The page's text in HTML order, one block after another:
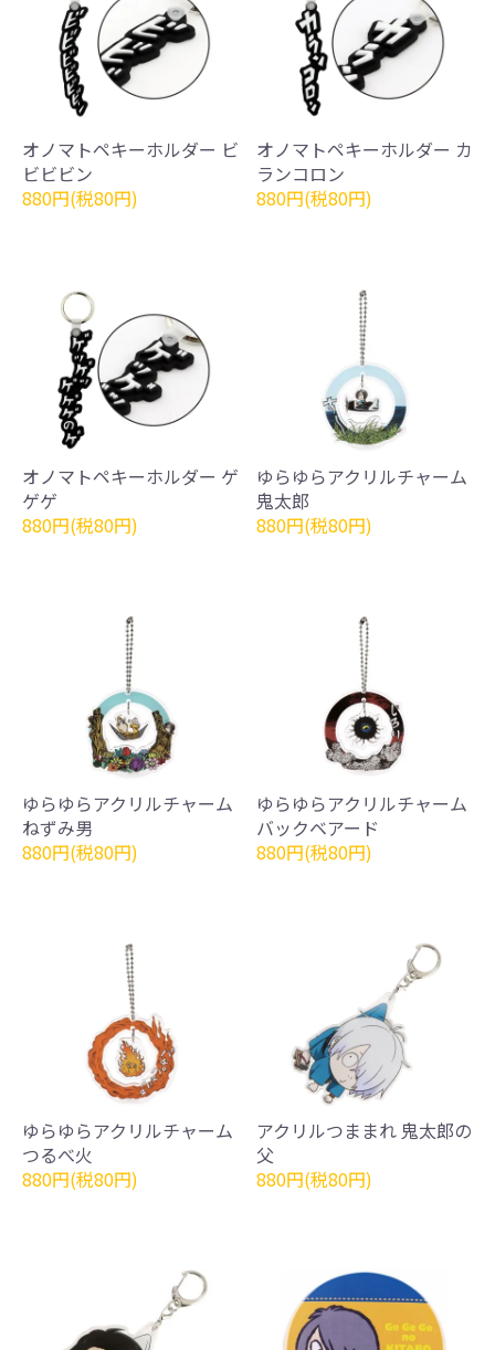
オノマトペキーホルダー ビ
ビビビン
880円(税80円)
オノマトペキーホルダー カ
ランコロン
880円(税80円)
オノマトペキーホルダー ゲ
ゲゲ
880円(税80円)
ゆらゆらアクリルチャーム
鬼太郎
880円(税80円)
ゆらゆらアクリルチャーム
ねずみ男
880円(税80円)
ゆらゆらアクリルチャーム
バックベアード
880円(税80円)
ゆらゆらアクリルチャーム
つるべ火
880円(税80円)
アクリルつままれ 鬼太郎の
父
880円(税80円)